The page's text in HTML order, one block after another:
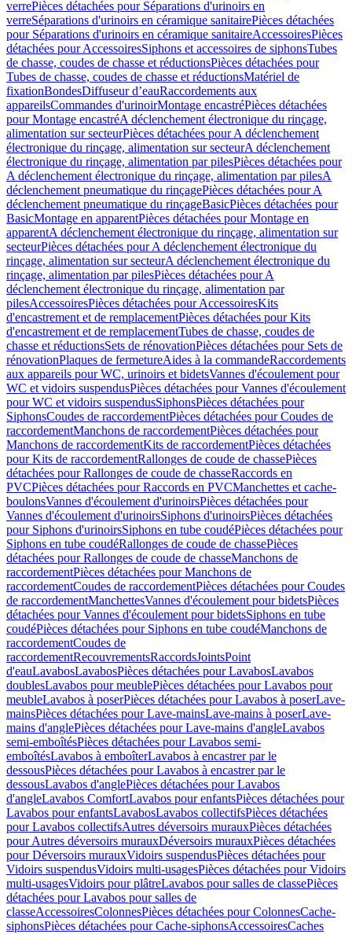
verrePièces détachées pour Séparations d'urinoirs en
verreSéparations d'urinoirs en céramique sanitairePièces détachées
pour Séparations d'urinoirs en céramique sanitaireAccessoiresPièces
détachées pour AccessoiresSiphons et accessoires de siphonsTubes
de chasse, coudes de chasse et réductionsPièces détachées pour
Tubes de chasse, coudes de chasse et réductionsMatériel de
fixationBondesDiffuseur d’eauRaccordements aux
appareilsCommandes d'urinoirMontage encastréPièces détachées
pour Montage encastréA déclenchement électronique du rinçage,
alimentation sur secteurPièces détachées pour A déclenchement
électronique du rinçage, alimentation sur secteurA déclenchement
électronique du rinçage, alimentation par pilesPièces détachées pour
A déclenchement électronique du rinçage, alimentation par pilesA
déclenchement pneumatique du rinçagePièces détachées pour A
déclenchement pneumatique du rinçageBasicPièces détachées pour
BasicMontage en apparentPièces détachées pour Montage en
apparentA déclenchement électronique du rinçage, alimentation sur
secteurPièces détachées pour A déclenchement électronique du
rinçage, alimentation sur secteurA déclenchement électronique du
rinçage, alimentation par pilesPièces détachées pour A
déclenchement électronique du rinçage, alimentation par
pilesAccessoiresPièces détachées pour AccessoiresKits
d'encastrement et de remplacementPièces détachées pour Kits
d'encastrement et de remplacementTubes de chasse, coudes de
chasse et réductionsSets de rénovationPièces détachées pour Sets de
rénovationPlaques de fermetureAides à la commandeRaccordements
aux appareils pour WC, urinoirs et bidetsVannes d'écoulement pour
WC et vidoirs suspendusPièces détachées pour Vannes d'écoulement
pour WC et vidoirs suspendusSiphonsPièces détachées pour
SiphonsCoudes de raccordementPièces détachées pour Coudes de
raccordementManchons de raccordementPièces détachées pour
Manchons de raccordementKits de raccordementPièces détachées
pour Kits de raccordementRallonges de coude de chassePièces
détachées pour Rallonges de coude de chasseRaccords en
PVCPièces détachées pour Raccords en PVCManchettes et cache-
boulonsVannes d'écoulement d'urinoirsPièces détachées pour
Vannes d'écoulement d'urinoirsSiphons d'urinoirsPièces détachées
pour Siphons d'urinoirsSiphons en tube coudéPièces détachées pour
Siphons en tube coudéRallonges de coude de chassePièces
détachées pour Rallonges de coude de chasseManchons de
raccordementPièces détachées pour Manchons de
raccordementCoudes de raccordementPièces détachées pour Coudes
de raccordementManchettesVannes d'écoulement pour bidetsPièces
détachées pour Vannes d'écoulement pour bidetsSiphons en tube
coudéPièces détachées pour Siphons en tube coudéManchons de
raccordementCoudes de
raccordementRecouvrementsRaccordsJointsPoint
d'eauLavabosLavabosPièces détachées pour LavabosLavabos
doublesLavabos pour meublePièces détachées pour Lavabos pour
meubleLavabos à poserPièces détachées pour Lavabos à poserLave-
mainsPièces détachées pour Lave-mainsLave-mains à poserLave-
mains d'anglePièces détachées pour Lave-mains d'angleLavabos
semi-emboîtésPièces détachées pour Lavabos semi-
emboîtésLavabos à emboîterLavabos à encastrer par le
dessousPièces détachées pour Lavabos à encastrer par le
dessousLavabos d'anglePièces détachées pour Lavabos
d'angleLavabos ComfortLavabos pour enfantsPièces détachées pour
Lavabos pour enfantsLavabosLavabos collectifsPièces détachées
pour Lavabos collectifsAutres déversoirs murauxPièces détachées
pour Autres déversoirs murauxDéversoirs murauxPièces détachées
pour Déversoirs murauxVidoirs suspendusPièces détachées pour
Vidoirs suspendusVidoirs multi-usagesPièces détachées pour Vidoirs
multi-usagesVidoirs pour plâtreLavabos pour salles de classePièces
détachées pour Lavabos pour salles de
classeAccessoiresColonnesPièces détachées pour ColonnesCache-
siphonsPièces détachées pour Cache-siphonsAccessoiresCaches